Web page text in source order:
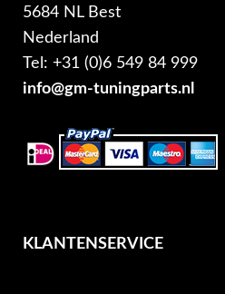
5684 NL Best
Nederland
Tel: +31 (0)6 549 84 999
info@gm-tuningparts.nl
KLANTENSERVICE